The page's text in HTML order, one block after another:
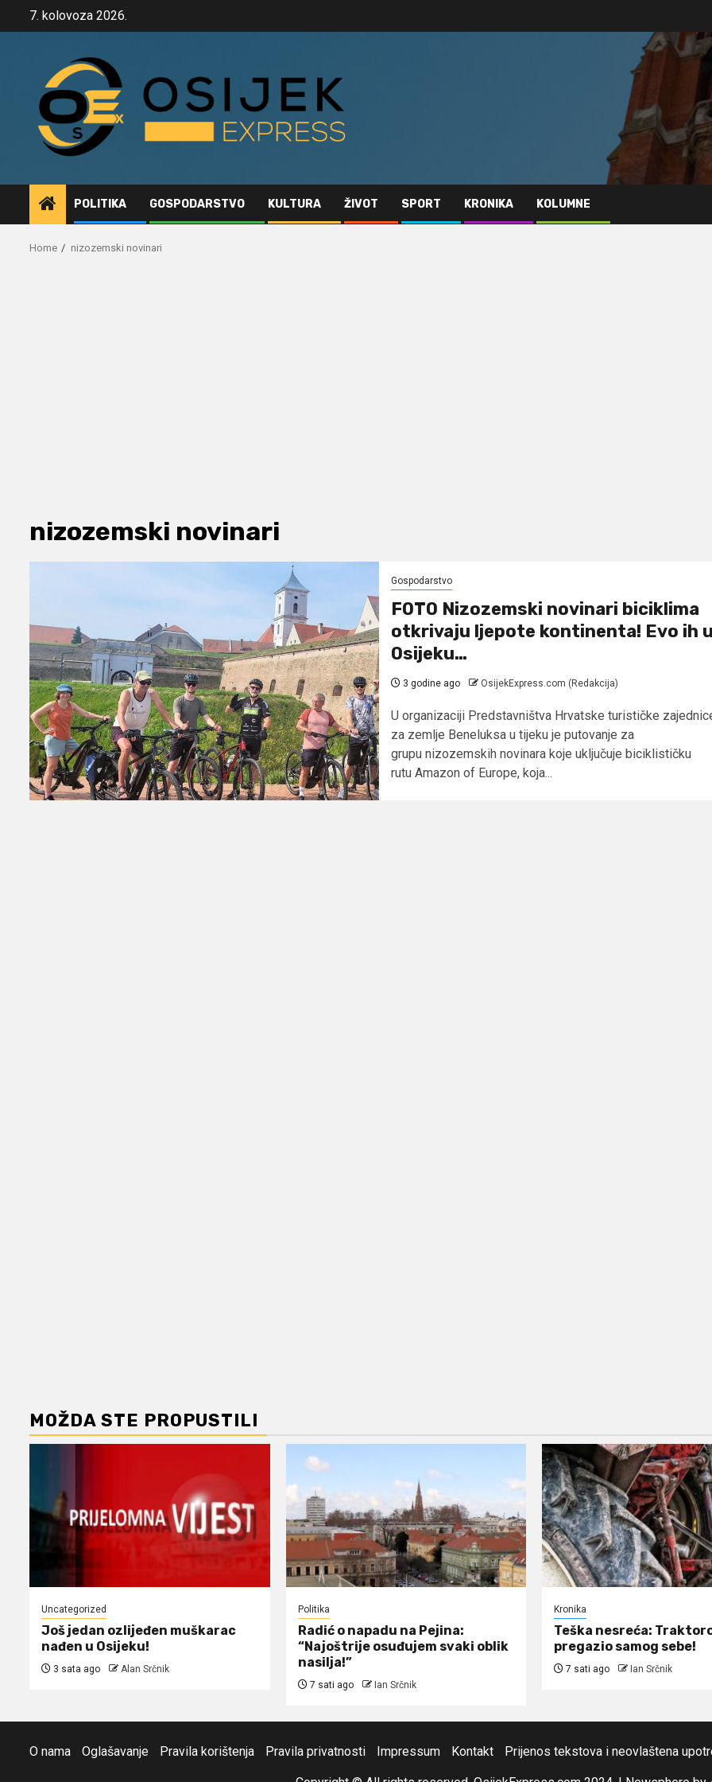
7. kolovoza 2026.
POLITIKA GOSPODARSTVO KULTURA ŽIVOT SPORT KRONIKA KOLUMNE
Home nizozemski novinari
nizozemski novinari
Gospodarstvo
FOTO Nizozemski novinari biciklima
otkrivaju ljepote kontinenta! Evo ih
Osijeku…
3 godine ago OsijekExpress.com (Redakcija)
U organizaciji Predstavništva Hrvatske turističke
za zemlje Beneluksa u tijeku je putovanje za
grupu nizozemskih novinara koje uključuje biciklističku
rutu Amazon of Europe, koja...
MOŽDA STE PROPUSTILI
Uncategorized
Još jedan ozlijeđen muškarac
nađen u Osijeku!
3 sata ago Alan Srčnik
Politika
Radić o napadu na Pejina:
“Najoštrije osuđujem svaki oblik
nasilja!”
7 sati ago Ian Srčnik
Kronika
Teška nesreća:
pregazio samog sebe!
7 sati ago Ian Srčnik
O nama Oglašavanje Pravila korištenja Pravila privatnosti Impressum Kontakt Prijenos tekstova i neovlaštena